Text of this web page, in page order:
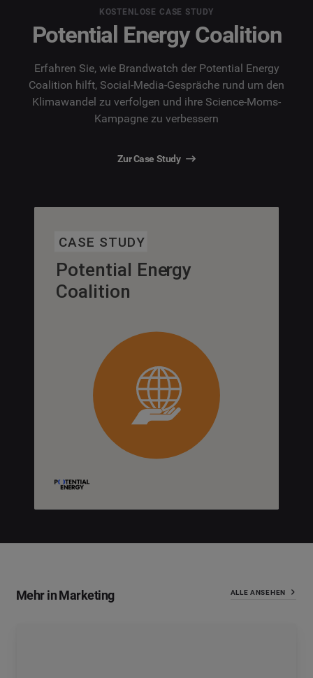
KOSTENLOSE CASE STUDY
Potential Energy Coalition
Erfahren Sie, wie Brandwatch der Potential Energy
Coalition hilft, Social-Media-Gespräche rund um den
Klimawandel zu verfolgen und ihre Science-Moms-
Kampagne zu verbessern
Zur Case Study
Mehr in Marketing ALLE ANSEHEN